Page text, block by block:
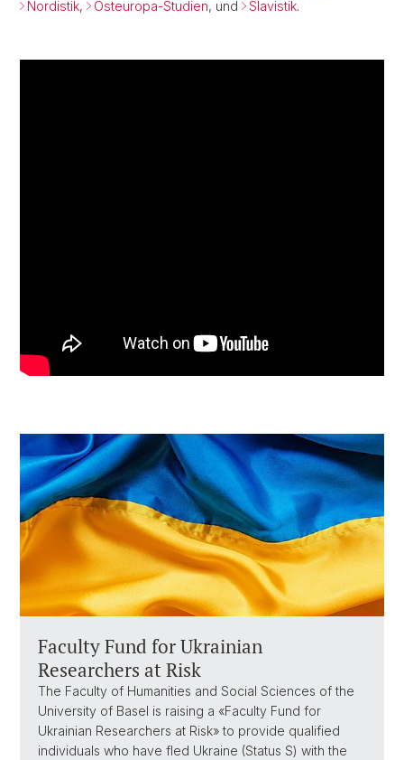
Nordistik, Osteuropa-Studien, und Slavistik.
Faculty Fund for Ukrainian
Researchers at Risk
The Faculty of Humanities and Social Sciences of the
University of Basel is raising a «Faculty Fund for
Ukrainian Researchers at Risk» to provide qualified
individuals who have fled Ukraine (Status S) with the